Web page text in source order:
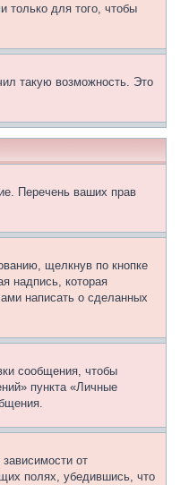
только для того, чтобы
такую возможность. Это
Перечень ваших прав
щелкнув по кнопке
надпись, которая
написать о сделанных
сообщения, чтобы
пункта «Личные
от
полях, убедившись, что